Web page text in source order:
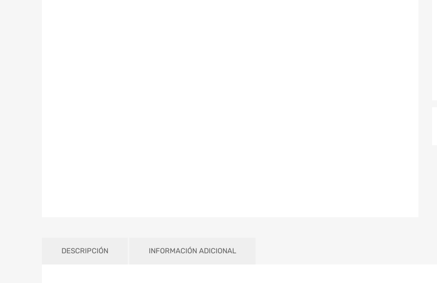
DESCRIPCIÓN INFORMACIÓN ADICIONAL